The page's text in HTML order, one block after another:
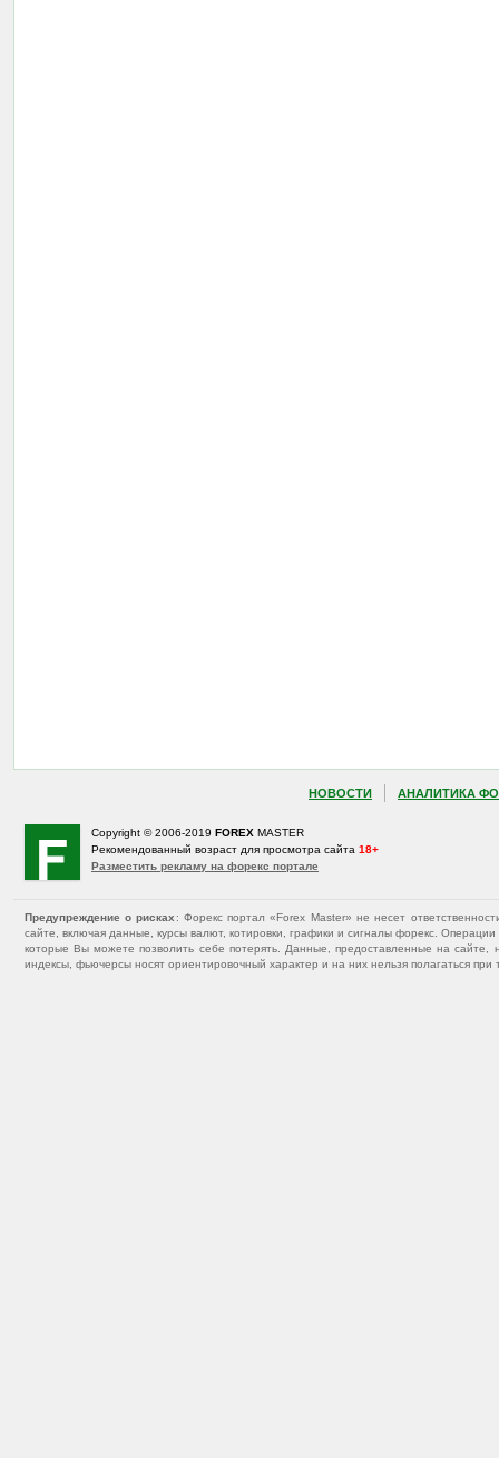
НОВОСТИ АНАЛИТИКА
Copyright © 2006-2019 FOREX MASTER
Рекомендованный возраст для просмотра сайта 18+
Разместить рекламу на форекс портале
Предупреждение о рисках : Форекс портал «Forex Master» не несет
сайте, включая данные, курсы валют, котировки, графики и сигналы форекс.
которые Вы можете позволить себе потерять. Данные, предоставленные на
индексы, фьючерсы носят ориентировочный характер и на них нельзя полагаться при